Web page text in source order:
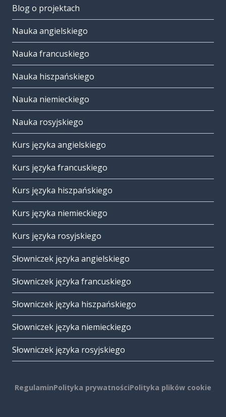
Blog o projektach
Nauka angielskiego
Nauka francuskiego
Nauka hiszpańskiego
Nauka niemieckiego
Nauka rosyjskiego
Kurs języka angielskiego
Kurs języka francuskiego
Kurs języka hiszpańskiego
Kurs języka niemieckiego
Kurs języka rosyjskiego
Słowniczek języka angielskiego
Słowniczek języka francuskiego
Słowniczek języka hiszpańskiego
Słowniczek języka niemieckiego
Słowniczek języka rosyjskiego
RegulaminPolityka prywatnościPolityka plików cookie